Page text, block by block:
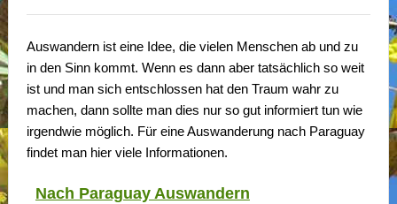
Auswandern ist eine Idee, die vielen Menschen ab und zu
in den Sinn kommt. Wenn es dann aber tatsächlich so weit
ist und man sich entschlossen hat den Traum wahr zu
machen, dann sollte man dies nur so gut informiert tun wie
irgendwie möglich. Für eine Auswanderung nach Paraguay
findet man hier viele Informationen.
Nach Paraguay Auswandern